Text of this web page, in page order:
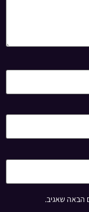
הבאה שאגיב.